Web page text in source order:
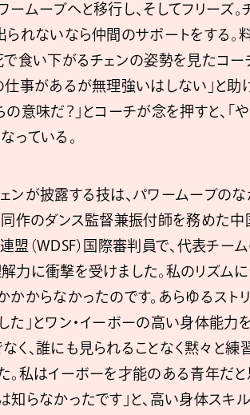
ームーブへと移行し、そしてフリーズ
られないなら仲間のサポートをする
で食い下がるチェンの姿勢を見たコ
仕事があるが無理強いはしない」と助
の意味だ？」とコーチが念を押すと、
っている。
ンが披露する技は、パワームーブの
同作のダンス監督兼振付師を務めた
盟（WDSF）国際審判員で、代表チー
力に衝撃を受けました。私のリズム
かからなかったのです。あらゆるスト
た」とワン・イーボーの高い身体能力
く、誰にも見られることなく黙々と練
。私はイーボーを才能のある青年だ
知らなかったです」と、高い身体スキ